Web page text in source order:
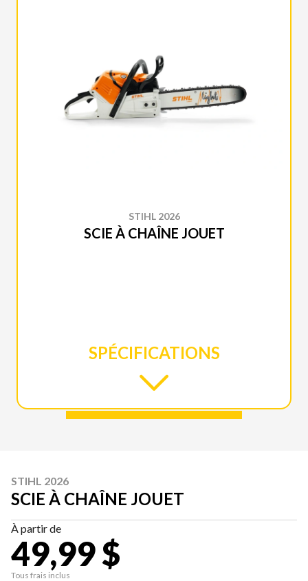
STIHL 2026
SCIE À CHAÎNE JOUET
SPÉCIFICATIONS
STIHL 2026
SCIE À CHAÎNE JOUET
À partir de
49,99 $
Tous frais inclus